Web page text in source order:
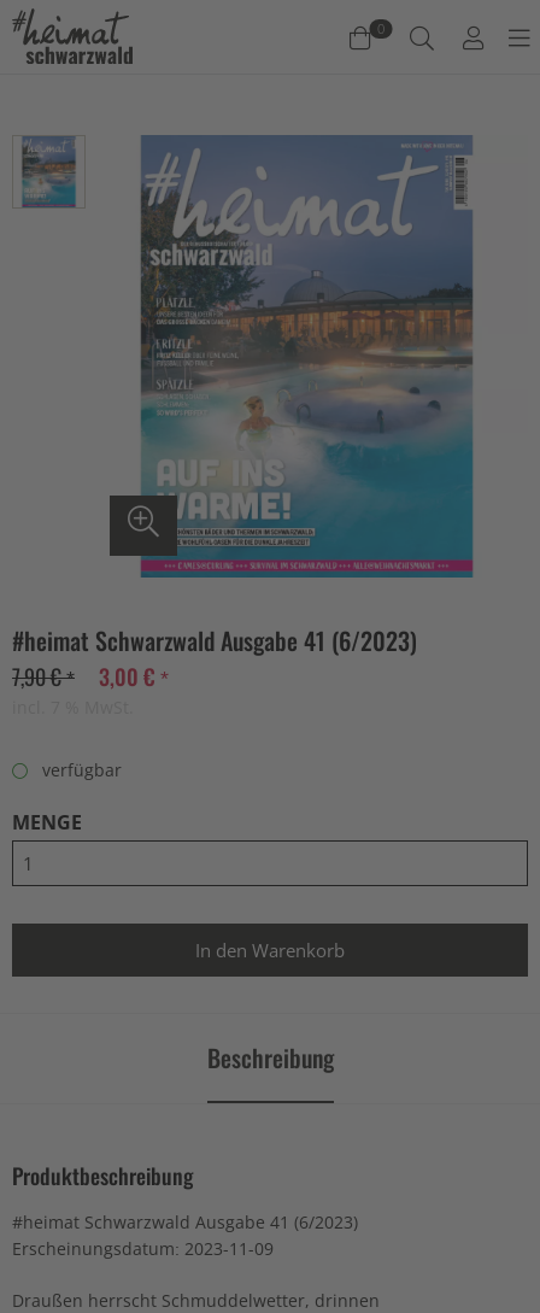
0
Es befinden sich keine Produkte im Warenkorb.
Jetzt einkaufen
#heimat Schwarzwald Ausgabe 41 (6/2023)
7,90 € * 3,00 € *
verfügbar
MENGE
Beschreibung
Produktbeschreibung
#heimat Schwarzwald Ausgabe 41 (6/2023)
Erscheinungsdatum: 2023-11-09
Draußen herrscht Schmuddelwetter, drinnen